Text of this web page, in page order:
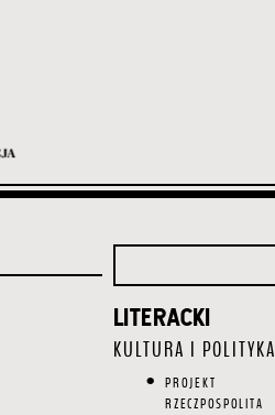
Główna
nawigacja
LITERACKI
KULTURA I POLITYKA
PROJEKT
RZECZPOSPOLITA